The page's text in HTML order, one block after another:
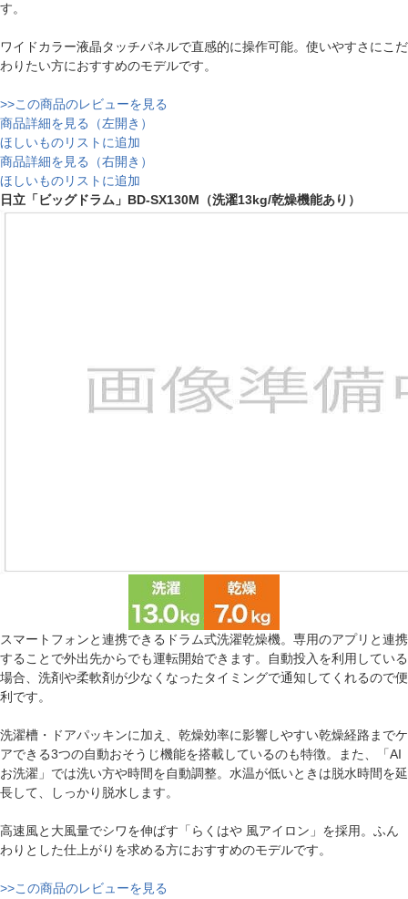
す。
ワイドカラー液晶タッチパネルで直感的に操作可能。使いやすさにこだ
わりたい方におすすめのモデルです。
>>この商品のレビューを見る
商品詳細を見る（左開き）
ほしいものリストに追加
商品詳細を見る（右開き）
ほしいものリストに追加
日立「ビッグドラム」BD-SX130M（洗濯13kg/乾燥機能あり）
スマートフォンと連携できるドラム式洗濯乾燥機。専用のアプリと連携
することで外出先からでも運転開始できます。自動投入を利用している
場合、洗剤や柔軟剤が少なくなったタイミングで通知してくれるので便
利です。
洗濯槽・ドアパッキンに加え、乾燥効率に影響しやすい乾燥経路までケ
アできる3つの自動おそうじ機能を搭載しているのも特徴。また、「AI
お洗濯」では洗い方や時間を自動調整。水温が低いときは脱水時間を延
長して、しっかり脱水します。
高速風と大風量でシワを伸ばす「らくはや 風アイロン」を採用。ふん
わりとした仕上がりを求める方におすすめのモデルです。
>>この商品のレビューを見る